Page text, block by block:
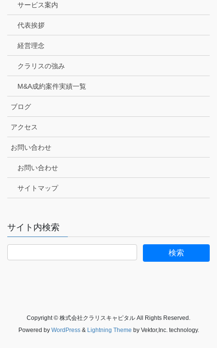
サービス案内
代表挨拶
経営理念
クラリスの強み
M&A成約案件実績一覧
ブログ
アクセス
お問い合わせ
お問い合わせ
サイトマップ
サイト内検索
Copyright © 株式会社クラリスキャピタル All Rights Reserved.
Powered by WordPress& Lightning Theme by Vektor,Inc. technology.